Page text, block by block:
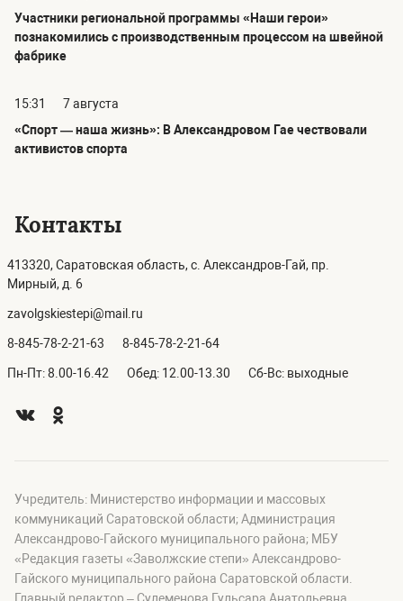
Участники региональной программы «Наши герои»
познакомились с производственным процессом на швейной
фабрике
15:31
7 августа
«Спорт — наша жизнь»: В Александровом Гае чествовали
активистов спорта
Контакты
413320, Саратовская область, с. Александров-Гай, пр.
Мирный, д. 6
zavolgskiestepi@mail.ru
8-845-78-2-21-63 8-845-78-2-21-64
Пн-Пт: 8.00-16.42 Обед: 12.00-13.30 Сб-Вс: выходные
Учредитель: Министерство информации и массовых
коммуникаций Саратовской области; Администрация
Александрово-Гайского муниципального района; МБУ
«Редакция газеты «Заволжские степи» Александрово-
Гайского муниципального района Саратовской области.